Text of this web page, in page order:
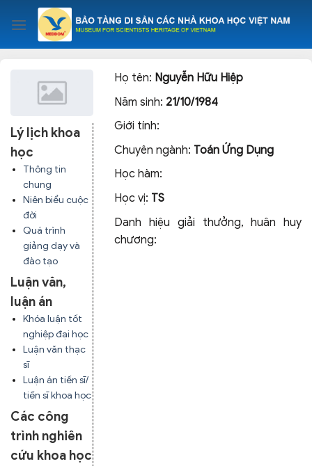
content
Lý lịch khoa
học
Thông tin
chung
Niên biểu cuộc
đời
Quá trình
giảng dạy và
đào tạo
Luận văn,
luận án
Khóa luận tốt
nghiệp đại học
Luận văn thạc
sĩ
Luận án tiến sĩ/
tiến sĩ khoa học
Các công
trình nghiên
cứu khoa học
Họ tên: Nguyễn Hữu Hiệp
Năm sinh: 21/10/1984
Giới tính:
Chuyên ngành: Toán Ứng Dụng
Học hàm:
Học vị: TS
Danh hiệu giải thưởng, huân huy
chương: